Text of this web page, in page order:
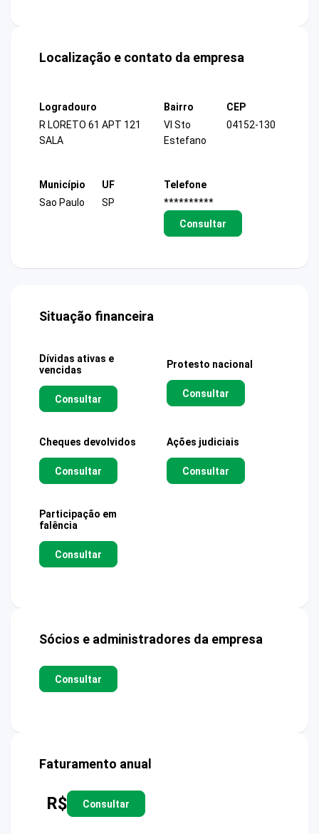
Localização e contato da empresa
Logradouro
R LORETO 61 APT 121
SALA
Bairro
Vl Sto
Estefano
CEP
04152-130
Município
Sao Paulo
UF
SP
Telefone
**********
Consultar
Situação financeira
Dívidas ativas e
vencidas
Consultar
Protesto nacional
Consultar
Cheques devolvidos
Consultar
Ações judiciais
Consultar
Participação em
falência
Consultar
Sócios e administradores da empresa
Consultar
Faturamento anual
R$ Consultar